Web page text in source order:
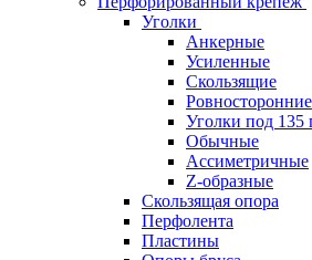
Уголки
Анкерные
Усиленные
Скользящие
Ровносторонние
Уголки под 135
Обычные
Ассиметричные
Z-образные
Скользящая опора
Перфолента
Пластины